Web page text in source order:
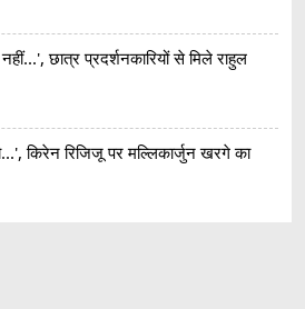
छात्र प्रदर्शनकारियों से मिले राहुल
किरेन रिजिजू पर मल्लिकार्जुन खरगे का